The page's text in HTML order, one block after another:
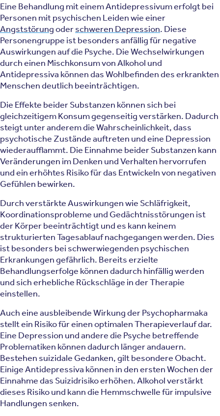
Eine Behandlung mit einem Antidepressivum erfolgt bei
Personen mit psychischen Leiden wie einer
Angststörungoderschweren Depression. Diese
Personengruppe ist besonders anfällig für negative
Auswirkungen auf die Psyche. Die Wechselwirkungen
durch einen Mischkonsum von Alkohol und
Antidepressiva können das Wohlbefinden des erkrankten
Menschen deutlich beeinträchtigen.
Die Effekte beider Substanzen können sich bei
gleichzeitigem Konsum gegenseitig verstärken. Dadurch
steigt unter anderem die Wahrscheinlichkeit, dass
psychotische Zustände auftreten und eine Depression
wiederaufflammt. Die Einnahme beider Substanzen kann
Veränderungen im Denken und Verhalten hervorrufen
und ein erhöhtes Risiko für das Entwickeln von negativen
Gefühlen bewirken.
Durch verstärkte Auswirkungen wie Schläfrigkeit,
Koordinationsprobleme und Gedächtnisstörungen ist
der Körper beeinträchtigt und es kann keinem
strukturierten Tagesablauf nachgegangen werden. Dies
ist besonders bei schwerwiegenden psychischen
Erkrankungen gefährlich. Bereits erzielte
Behandlungserfolge können dadurch hinfällig werden
und sich erhebliche Rückschläge in der Therapie
einstellen.
Auch eine ausbleibende Wirkung der Psychopharmaka
stellt ein Risiko für einen optimalen Therapieverlauf dar.
Eine Depression und andere die Psyche betreffende
Problematiken können dadurch länger andauern.
Bestehen suizidale Gedanken, gilt besondere Obacht.
Einige Antidepressiva können in den ersten Wochen der
Einnahme das Suizidrisiko erhöhen. Alkohol verstärkt
dieses Risiko und kann die Hemmschwelle für impulsive
Handlungen senken.